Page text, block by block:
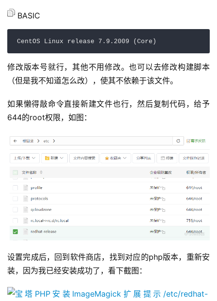
BASIC
CentOS Linux release 7.9 .2009 ( Core )
修改版本号就行，其他不用修改。也可以去修改构建脚本
（但是我不知道怎么改），使其不依赖于该文件。
如果懒得敲命令直接新建文件也行，然后复制代码，给予
644的root权限，如图：
设置完成后，回到软件商店，找到对应的php版本，重新安
装，因为我已经安装成功了，看下截图：